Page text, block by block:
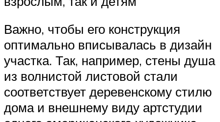
Важно, чтобы его конструкция
оптимально вписывалась в дизайн
участка. Так, например, стены душа
из волнистой листовой стали
соответствует деревенскому стилю
дома и внешнему виду артстудии